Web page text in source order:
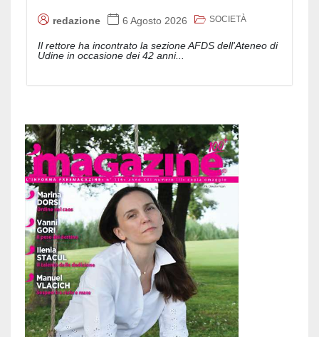
redazione 6 Agosto 2026 SOCIETÀ
Il rettore ha incontrato la sezione AFDS dell'Ateneo di
Udine in occasione dei 42 anni...